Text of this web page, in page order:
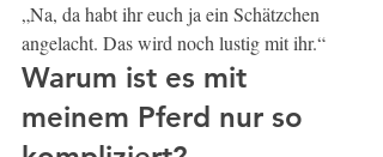
„Na, da habt ihr euch ja ein Schätzchen
angelacht. Das wird noch lustig mit ihr.“
Warum ist es mit
meinem Pferd nur so